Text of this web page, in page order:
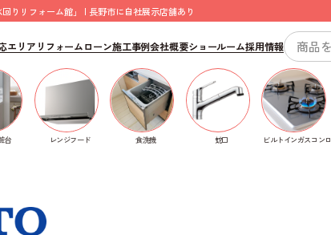
りリフォーム館」 | 長野市に自社展示店舗あり
エリア リフォームローン施工事例会社概要ショールーム採用情報
台 レンジフード 食洗機 蛇口 ビルトインガスコンロ